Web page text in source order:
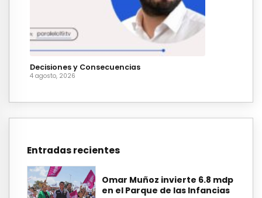
Decisiones y Consecuencias
4 agosto, 2026
Entradas recientes
Omar Muñoz invierte 6.8 mdp
en el Parque de las Infancias